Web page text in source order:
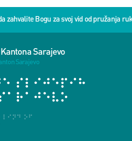
zahvalite Bogu za svoj vid od pružanja
Sarajevo
Sarajevo